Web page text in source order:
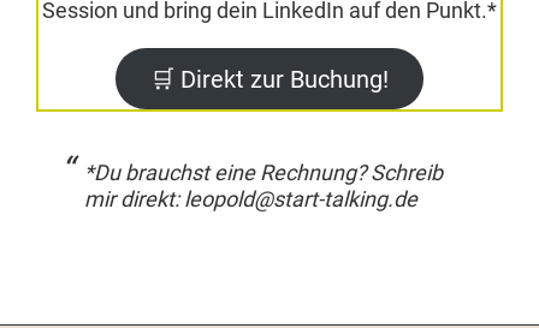
Ses­sion und bring dein LinkedIn auf den Punkt.*
🛒 Direkt zur Buchung!
*Du brauchst eine Rech­nung? Schreib
mir direkt:leopold@start-talking.de